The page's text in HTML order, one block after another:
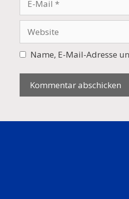
Mail
Name, E-Mail-Adresse